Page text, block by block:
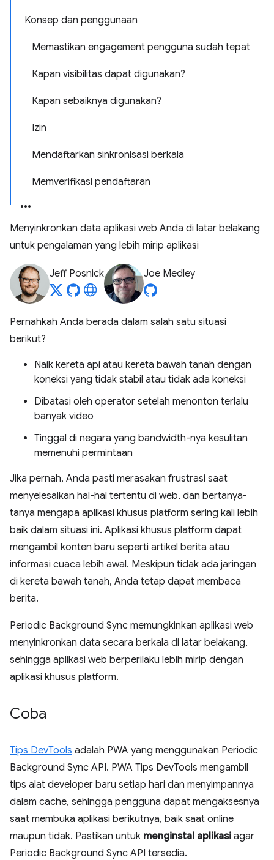
Konsep dan penggunaan
Memastikan engagement pengguna sudah tepat
Kapan visibilitas dapat digunakan?
Kapan sebaiknya digunakan?
Izin
Mendaftarkan sinkronisasi berkala
Memverifikasi pendaftaran
Menyinkronkan data aplikasi web Anda di latar belakang
untuk pengalaman yang lebih mirip aplikasi
Jeff Posnick Joe Medley
Pernahkah Anda berada dalam salah satu situasi
berikut?
Naik kereta api atau kereta bawah tanah dengan
koneksi yang tidak stabil atau tidak ada koneksi
Dibatasi oleh operator setelah menonton terlalu
banyak video
Tinggal di negara yang bandwidth-nya kesulitan
memenuhi permintaan
Jika pernah, Anda pasti merasakan frustrasi saat
menyelesaikan hal-hal tertentu di web, dan bertanya-
tanya mengapa aplikasi khusus platform sering kali lebih
baik dalam situasi ini. Aplikasi khusus platform dapat
mengambil konten baru seperti artikel berita atau
informasi cuaca lebih awal. Meskipun tidak ada jaringan
di kereta bawah tanah, Anda tetap dapat membaca
berita.
Periodic Background Sync memungkinkan aplikasi web
menyinkronkan data secara berkala di latar belakang,
sehingga aplikasi web berperilaku lebih mirip dengan
aplikasi khusus platform.
Coba
Tips DevTools adalah PWA yang menggunakan Periodic
Background Sync API. PWA Tips DevTools mengambil
tips alat developer baru setiap hari dan menyimpannya
dalam cache, sehingga pengguna dapat mengaksesnya
saat membuka aplikasi berikutnya, baik saat online
maupun tidak. Pastikan untuk menginstal aplikasi agar
Periodic Background Sync API tersedia.